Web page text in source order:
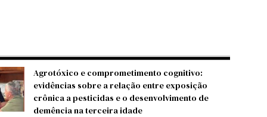
Agrotóxico e comprometimento cognitivo:
evidências sobre a relação entre exposição
crônica a pesticidas e o desenvolvimento de
demência na terceira idade